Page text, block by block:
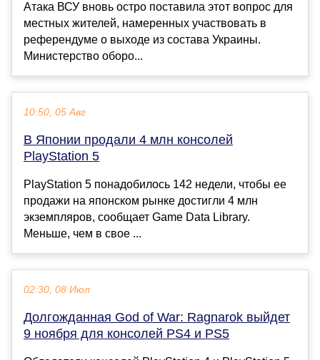
Атака ВСУ вновь остро поставила этот вопрос для
местных жителей, намеренных участвовать в
референдуме о выходе из состава Украины.
Министерство оборо...
10:50, 05 Авг
В Японии продали 4 млн консолей
PlayStation 5
PlayStation 5 понадобилось 142 недели, чтобы ее
продажи на японском рынке достигли 4 млн
экземпляров, сообщает Game Data Library.
Меньше, чем в свое ...
02:30, 08 Июл
Долгожданная God of War: Ragnarok выйдет
9 ноября для консолей PS4 и PS5